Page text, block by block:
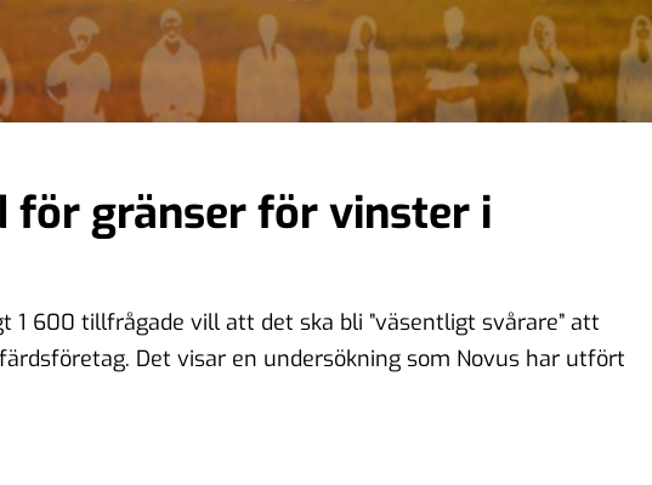
för gränser för vinster i
1 600 tillfrågade vill att det ska bli ”väsentligt svårare” att
Det visar en undersökning som Novus har utfört